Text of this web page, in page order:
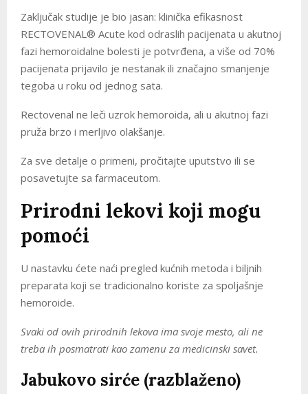
Zaključak studije je bio jasan: klinička efikasnost
RECTOVENAL® Acute kod odraslih pacijenata u akutnoj
fazi hemoroidalne bolesti je potvrđena, a više od 70%
pacijenata prijavilo je nestanak ili značajno smanjenje
tegoba u roku od jednog sata.
Rectovenal ne leči uzrok hemoroida, ali u akutnoj fazi
pruža brzo i merljivo olakšanje.
Za sve detalje o primeni, pročitajte uputstvo ili se
posavetujte sa farmaceutom.
Prirodni lekovi koji mogu
pomoći
U nastavku ćete naći pregled kućnih metoda i biljnih
preparata koji se tradicionalno koriste za spoljašnje
hemoroide.
Svaki od ovih prirodnih lekova ima svoje mesto, ali ne
treba ih posmatrati kao zamenu za medicinski savet.
Jabukovo sirće (razblaženo)